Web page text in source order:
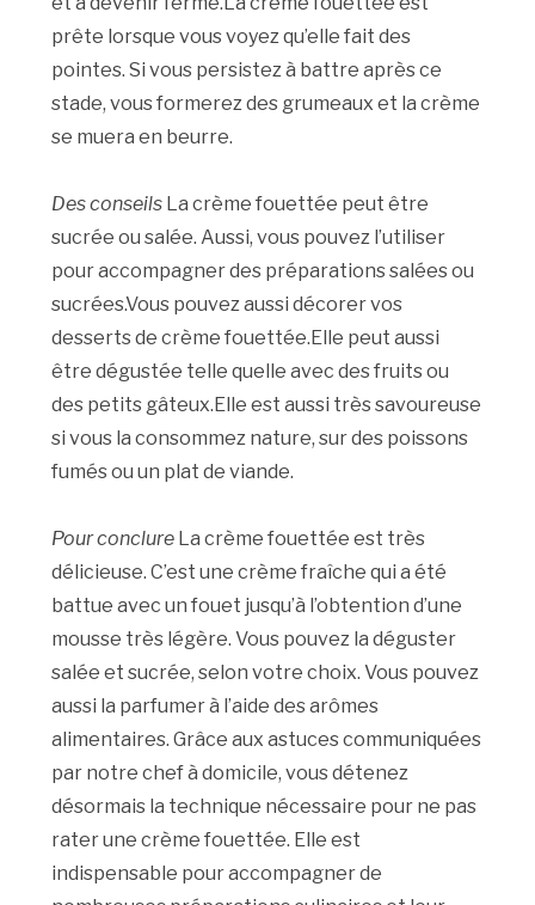
prête lorsque vous voyez qu’elle fait des
pointes. Si vous persistez à battre après ce
stade, vous formerez des grumeaux et la crème
se muera en beurre.
Des conseils La crème fouettée peut être
sucrée ou salée. Aussi, vous pouvez l’utiliser
pour accompagner des préparations salées ou
sucrées.Vous pouvez aussi décorer vos
desserts de crème fouettée.Elle peut aussi
être dégustée telle quelle avec des fruits ou
des petits gâteux.Elle est aussi très savoureuse
si vous la consommez nature, sur des poissons
fumés ou un plat de viande.
Pour conclure La crème fouettée est très
délicieuse. C’est une crème fraîche qui a été
battue avec un fouet jusqu’à l’obtention d’une
mousse très légère. Vous pouvez la déguster
salée et sucrée, selon votre choix. Vous pouvez
aussi la parfumer à l’aide des arômes
alimentaires. Grâce aux astuces communiquées
par notre chef à domicile, vous détenez
désormais la technique nécessaire pour ne pas
rater une crème fouettée. Elle est
indispensable pour accompagner de